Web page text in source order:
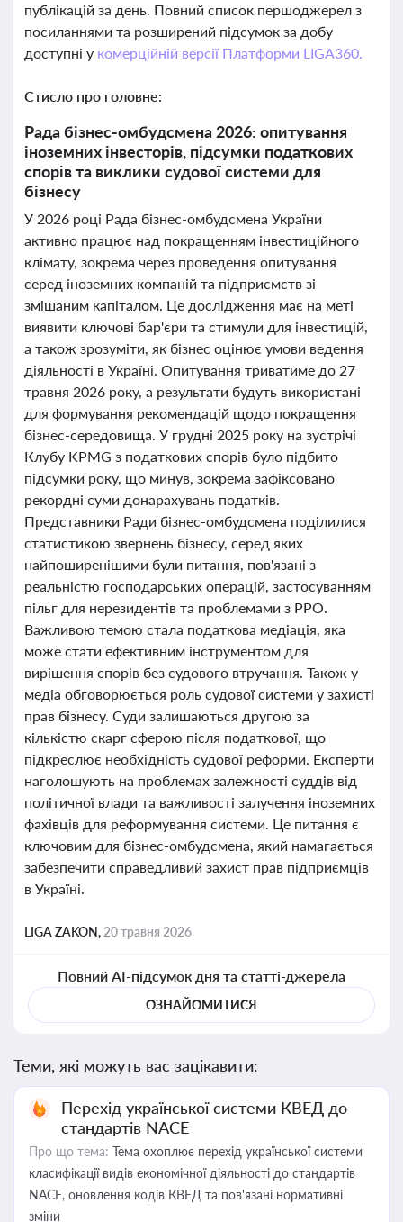
публікацій за день. Повний список першоджерел з
посиланнями та розширений підсумок за добу
доступні у комерційній версії Платформи LIGA360.
Стисло про головне:
Рада бізнес-омбудсмена 2026: опитування
іноземних інвесторів, підсумки податкових
спорів та виклики судової системи для
бізнесу
У 2026 році Рада бізнес-омбудсмена України
активно працює над покращенням інвестиційного
клімату, зокрема через проведення опитування
серед іноземних компаній та підприємств зі
змішаним капіталом. Це дослідження має на меті
виявити ключові бар'єри та стимули для інвестицій,
а також зрозуміти, як бізнес оцінює умови ведення
діяльності в Україні. Опитування триватиме до 27
травня 2026 року, а результати будуть використані
для формування рекомендацій щодо покращення
бізнес-середовища. У грудні 2025 року на зустрічі
Клубу KPMG з податкових спорів було підбито
підсумки року, що минув, зокрема зафіксовано
рекордні суми донарахувань податків.
Представники Ради бізнес-омбудсмена поділилися
статистикою звернень бізнесу, серед яких
найпоширенішими були питання, пов'язані з
реальністю господарських операцій, застосуванням
пільг для нерезидентів та проблемами з РРО.
Важливою темою стала податкова медіація, яка
може стати ефективним інструментом для
вирішення спорів без судового втручання. Також у
медіа обговорюється роль судової системи у захисті
прав бізнесу. Суди залишаються другою за
кількістю скарг сферою після податкової, що
підкреслює необхідність судової реформи. Експерти
наголошують на проблемах залежності суддів від
політичної влади та важливості залучення іноземних
фахівців для реформування системи. Це питання є
ключовим для бізнес-омбудсмена, який намагається
забезпечити справедливий захист прав підприємців
в Україні.
LIGA ZAKON, 20 травня 2026
Повний AI-підсумок дня та статті-джерела
ОЗНАЙОМИТИСЯ
Теми, які можуть вас зацікавити:
Перехід української системи КВЕД до
стандартів NACE
Про що тема: Тема охоплює перехід української системи
класифікації видів економічної діяльності до стандартів
NACE, оновлення кодів КВЕД та пов'язані нормативні
зміни